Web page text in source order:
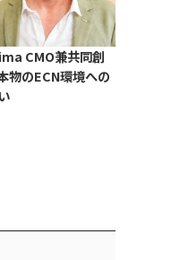
CMO兼共同創
物のECN環境への